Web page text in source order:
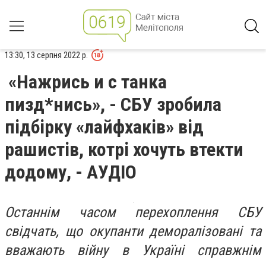
13:30, 13 серпня 2022 р.
«Нажрись и с танка
пизд*нись», - СБУ зробила
підбірку «лайфхаків» від
рашистів, котрі хочуть втекти
додому, - АУДІО
Останнім часом перехоплення СБУ
свідчать, що окупанти деморалізовані та
вважають війну в Україні справжнім